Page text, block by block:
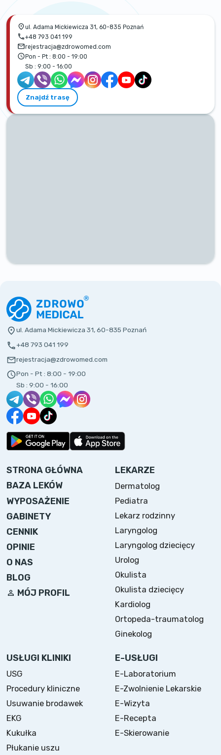
ul. Adama Mickiewicza 31, 60-835 Poznań
+48 793 041 199
rejestracja@zdrowomed.com
Pon - Pt : 8:00 - 19:00
Sb : 9:00 - 16:00
Znajdź trasę
ul. Adama Mickiewicza 31, 60-835 Poznań
+48 793 041 199
rejestracja@zdrowomed.com
Pon - Pt : 8:00 - 19:00
Sb : 9:00 - 16:00
STRONA GŁÓWNA
BAZA LEKÓW
WYPOSAŻENIE
GABINETY
CENNIK
OPINIE
O NAS
BLOG
MÓJ PROFIL
LEKARZE
Dermatolog
Pediatra
Lekarz rodzinny
Laryngolog
Laryngolog dziecięcy
Urolog
Okulista
Okulista dziecięcy
Kardiolog
Ortopeda-traumatolog
Ginekolog
USŁUGI KLINIKI
USG
Procedury kliniczne
Usuwanie brodawek
EKG
Kukułka
Płukanie uszu
E-USŁUGI
E-Laboratorium
E-Zwolnienie Lekarskie
E-Wizyta
E-Recepta
E-Skierowanie